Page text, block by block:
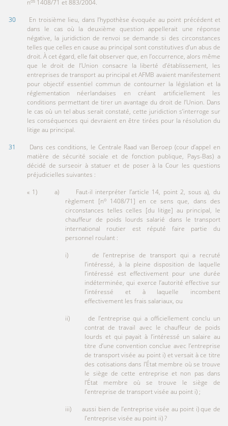
n 1408/71 et 883/2004.
30En troisième lieu, dans l’hypothèse évoquée au point précédent et
dans le cas où la deuxième question appellerait une réponse
négative, la juridiction de renvoi se demande si des circonstances
telles que celles en cause au principal sont constitutives d’un abus de
droit. À cet égard, elle fait observer que, en l’occurrence, alors même
que le droit de l’Union consacre la liberté d’établissement, les
entreprises de transport au principal et AFMB avaient manifestement
pour objectif essentiel commun de contourner la législation et la
réglementation néerlandaises en créant artificiellement les
conditions permettant de tirer un avantage du droit de l’Union. Dans
le cas où un tel abus serait constaté, cette juridiction s’interroge sur
les conséquences qui devraient en être tirées pour la résolution du
litige au principal.
31
Dans ces conditions, le Centrale Raad van Beroep (cour d’appel en
matière de sécurité sociale et de fonction publique, Pays-Bas) a
décidé de surseoir à statuer et de poser à la Cour les questions
préjudicielles suivantes :
« 1) a) Faut-il interpréter l’article 14, point 2, sous a), du
règlement [no1408/71] en ce sens que, dans des
circonstances telles celles [du litige] au principal, le
chauffeur de poids lourds salarié dans le transport
international routier est réputé faire partie du
personnel roulant :
i) de l’entreprise de transport qui a recruté
l’intéressé, à la pleine disposition de laquelle
l’intéressé est effectivement pour une durée
indéterminée, qui exerce l’autorité effective sur
l’intéressé et à laquelle incombent
effectivement les frais salariaux, ou
ii) de l’entreprise qui a officiellement conclu un
contrat de travail avec le chauffeur de poids
lourds et qui payait à l’intéressé un salaire au
titre d’une convention conclue avec l’entreprise
de transport visée au point i) et versait à ce titre
des cotisations dans l’État membre où se trouve
le siège de cette entreprise et non pas dans
l’État membre où se trouve le siège de
l’entreprise de transport visée au point i) ;
iii) aussi bien de l’entreprise visée au point i) que de
l’entreprise visée au point ii) ?